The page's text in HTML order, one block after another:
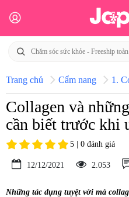
Trang chủ Cẩm nang 1.
Collagen và
cần biết trước khi
5 | 0 đánh giá
12/12/2021 2.053
Những tác dụng tuyệt vời mà